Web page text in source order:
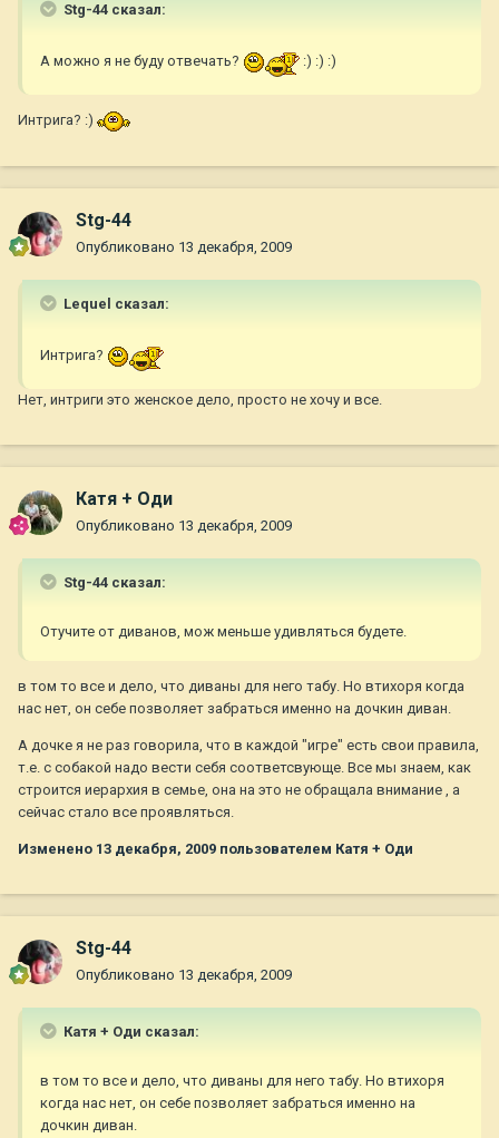
Stg-44 сказал:
А можно я не буду отвечать? :) :) :)
Интрига? :)
Stg-44
Опубликовано 13 декабря, 2009
Lequel сказал:
Интрига?
Нет, интриги это женское дело, просто не хочу и все.
Катя + Оди
Опубликовано 13 декабря, 2009
Stg-44 сказал:
Отучите от диванов, мож меньше удивляться будете.
в том то все и дело, что диваны для него табу. Но втихоря когда
нас нет, он себе позволяет забраться именно на дочкин диван.
А дочке я не раз говорила, что в каждой "игре" есть свои правила,
т.е. с собакой надо вести себя соответсвующе. Все мы знаем, как
строится иерархия в семье, она на это не обращала внимание , а
сейчас стало все проявляться.
Изменено 13 декабря, 2009 пользователем Катя + Оди
Stg-44
Опубликовано 13 декабря, 2009
Катя + Оди сказал:
в том то все и дело, что диваны для него табу. Но втихоря
когда нас нет, он себе позволяет забраться именно на
дочкин диван.